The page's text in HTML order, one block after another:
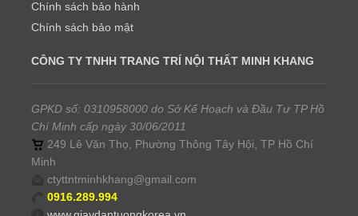
Chính sách bảo hành
Chính sách bảo mật
CÔNG TY TNHH TRANG TRÍ NỘI THẤT MINH KHANG
GPKD số: 0310958000 do Sở Kế Hoạch và Đầu Tư TP Hồ
Chí Minh cấp ngày 30/06/2011
249 Lê Văn Thọ, Phường Thông Tây Hội, TP Hồ Chí
Minh
ctyttntminhkhang@gmail.com
0916.289.994